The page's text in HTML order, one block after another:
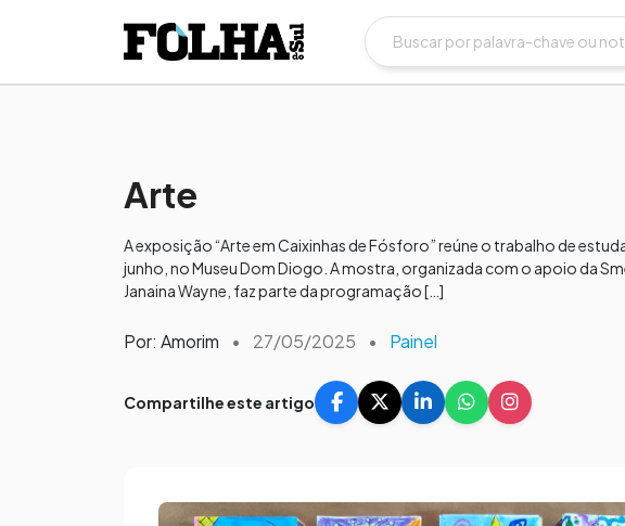
Arte
A exposição “Arte em Caixinhas de Fósforo” reúne o trabalho de
junho, no Museu Dom Diogo. A mostra, organizada com o apoio da
Janaina Wayne, faz parte da programação […]
Por: Amorim • 27/05/2025 • Painel
Compartilhe este artigo